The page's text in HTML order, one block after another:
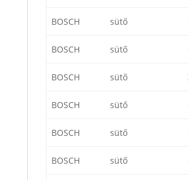
BOSCH sütő
BOSCH sütő
BOSCH sütő
BOSCH sütő
BOSCH sütő
BOSCH sütő